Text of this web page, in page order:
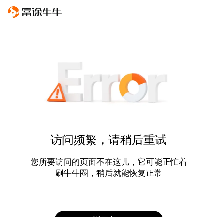
访问频繁，请稍后重试
您所要访问的页面不在这儿，它可能正忙着
刷牛牛圈，稍后就能恢复正常